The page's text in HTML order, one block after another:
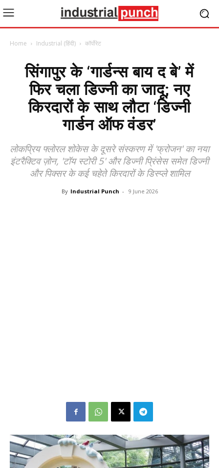
Home Industrial (हिंदी) कॉर्पोरेट
सिंगापुर के ‘गार्डन्स बाय द बे’ में
फिर चला डिज्नी का जादू; नए
किरदारों के साथ लौटा ‘डिज्नी
गार्डन ऑफ वंडर’
लोकप्रिय फ्लोरल शोकेस के दूसरे संस्करण में 'फ्रोजन' का नया
इंटरैक्टिव ज़ोन, 'टॉय स्टोरी 5' और डिज्नी प्रिंसेस समेत डिज्नी
और पिक्सर के कई चहेते किरदारों के डिस्प्ले शामिल
By Industrial Punch - 9 June 2026